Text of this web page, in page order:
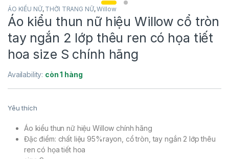
ÁO KIỂU NỮ, THỜI TRANG NỮ,Willow
Áo kiểu thun nữ hiệu Willow cổ tròn
tay ngắn 2 lớp thêu ren có họa tiết
hoa size S chính hãng
Availability: còn 1 hàng
Yêu thích
Áo kiểu thun nữ hiệu Willow chính hãng
Đặc điểm: chất liệu 95%rayon, cổ tròn, tay ngắn 2 lớp thêu
ren có họa tiết hoa